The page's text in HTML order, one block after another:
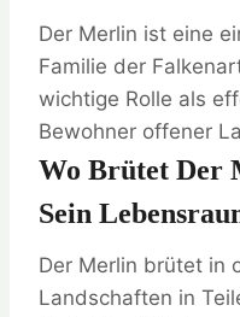
Der Merlin ist eine
Familie der
wichtige Rolle als
Bewohner offener
Wo Brütet Der
Sein
Der Merlin brütet in
Landschaften in